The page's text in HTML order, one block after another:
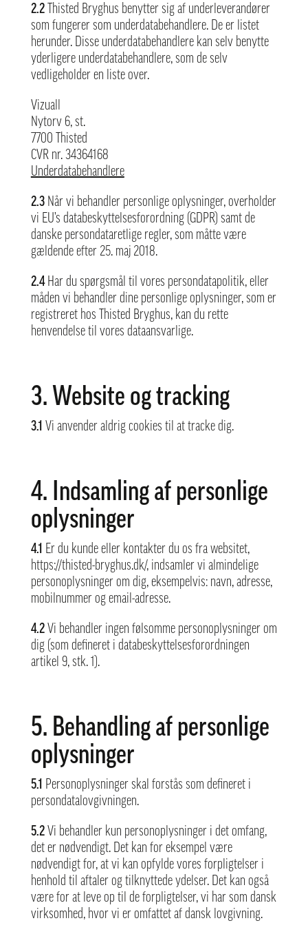
2.2 Thisted Bryghus benytter sig af underleverandører
som fungerer som underdatabehandlere. De er listet
herunder. Disse underdatabehandlere kan selv benytte
yderligere underdatabehandlere, som de selv
vedligeholder en liste over.
Vizuall
Nytorv 6, st.
7700 Thisted
CVR nr. 34364168
Underdatabehandlere
2.3 Når vi behandler personlige oplysninger, overholder
vi EU’s databeskyttelsesforordning (GDPR) samt de
danske persondataretlige regler, som måtte være
gældende efter 25. maj 2018.
2.4 Har du spørgsmål til vores persondatapolitik, eller
måden vi behandler dine personlige oplysninger, som er
registreret hos Thisted Bryghus, kan du rette
henvendelse til vores dataansvarlige.
3. Website og tracking
3.1 Vi anvender aldrig cookies til at tracke dig.
4. Indsamling af personlige
oplysninger
4.1 Er du kunde eller kontakter du os fra websitet,
https://thisted-bryghus.dk/,indsamler vi almindelige
personoplysninger om dig, eksempelvis: navn, adresse,
mobilnummer og email-adresse.
4.2 Vi behandler ingen følsomme personoplysninger om
dig (som defineret i databeskyttelsesforordningen
artikel 9, stk. 1).
5. Behandling af personlige
oplysninger
5.1 Personoplysninger skal forstås som defineret i
persondatalovgivningen.
5.2 Vi behandler kun personoplysninger i det omfang,
det er nødvendigt. Det kan for eksempel være
nødvendigt for, at vi kan opfylde vores forpligtelser i
henhold til aftaler og tilknyttede ydelser. Det kan også
være for at leve op til de forpligtelser, vi har som dansk
virksomhed, hvor vi er omfattet af dansk lovgivning.